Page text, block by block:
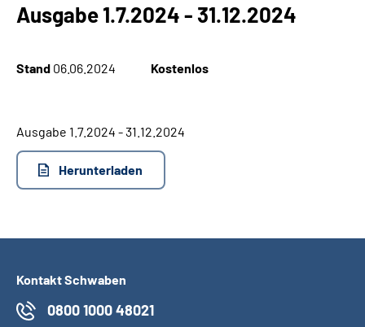
Beratung und Kontakt
Über uns
Online-Services
Leichte Sprache
Suche
Ausgabe 1.7.2024 - 31.12.2024
Stand 06.06.2024 Kostenlos
Ausgabe 1.7.2024 - 31.12.2024
Herunterladen
Kontakt Schwaben
0800 1000 48021